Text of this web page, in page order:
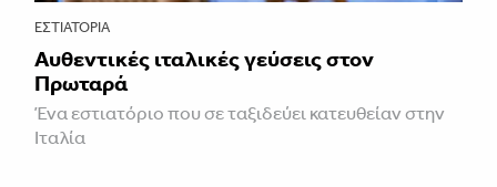
ΕΣΤΙΑΤΌΡΙΑ
Αυθεντικές ιταλικές γεύσεις στον
Πρωταρά
Ένα εστιατόριο που σε ταξιδεύει κατευθείαν στην
Ιταλία